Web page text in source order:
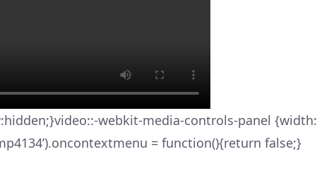
webkit-media-controls-panel {width:
= function(){return false;}